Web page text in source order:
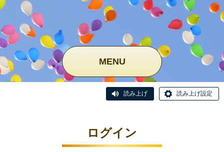
MENU
読み上げ 読み上げ設定
ログイン